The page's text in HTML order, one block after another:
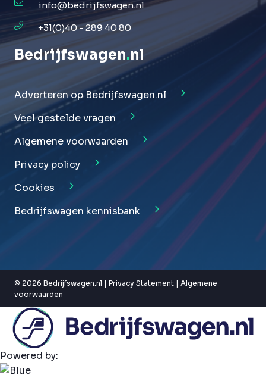
info@bedrijfswagen.nl
+31(0)40 - 289 40 80
Bedrijfswagen.nl
Adverteren op Bedrijfswagen.nl
Veel gestelde vragen
Algemene voorwaarden
Privacy policy
Cookies
Bedrijfswagen kennisbank
© 2026 Bedrijfswagen.nl | Privacy Statement | Algemene
voorwaarden
Powered by: